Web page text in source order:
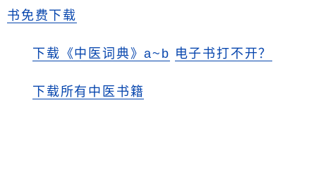
书免费下载
下载《中医词典》a~b 电子书打不开？
下载所有中医书籍